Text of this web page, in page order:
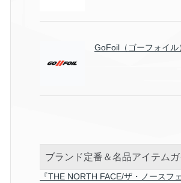
GoFoil（ゴーフォイル
ブランド定番＆名品アイテムガ
『THE NORTH FACE/ザ・ノースフ